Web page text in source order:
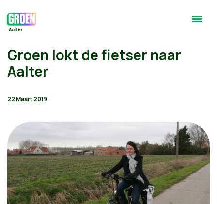
Groen lokt de fietser naar
Aalter
22 Maart 2019